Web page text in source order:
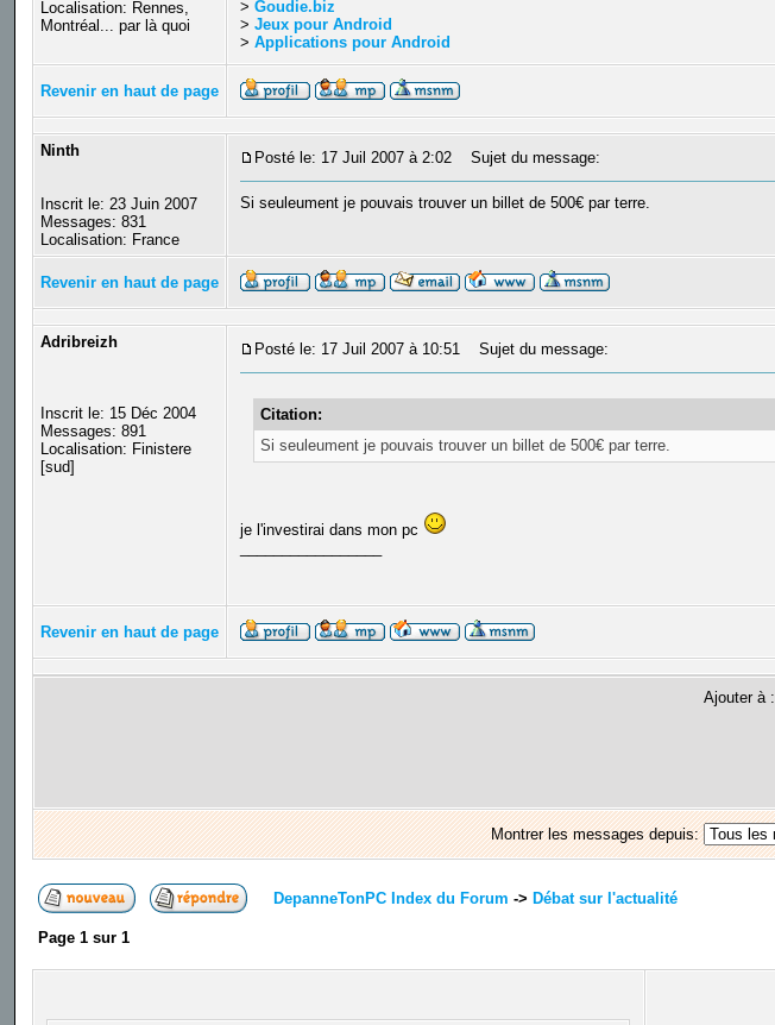
Localisation: Rennes,
Montréal... par là quoi
> Goudie.biz
> Jeux pour Android
> Applications pour Android
Revenir en haut de page
Ninth
Inscrit le: 23 Juin 2007
Messages: 831
Localisation: France
Posté le: 17 Juil 2007 à 2:02 Sujet du message:
Si seuleument je pouvais trouver un billet de 500€ par terre.
Revenir en haut de page
Adribreizh
Inscrit le: 15 Déc 2004
Messages: 891
Localisation: Finistere
[sud]
Posté le: 17 Juil 2007 à 10:51 Sujet du message:
Citation:
Si seuleument je pouvais trouver un billet de 500€ par terre.
je l'investirai dans mon pc
Revenir en haut de page
Ajouter à :
Montrer les messages depuis:
DepanneTonPC Index du Forum -> Débat sur l'actualité
Page 1sur 1